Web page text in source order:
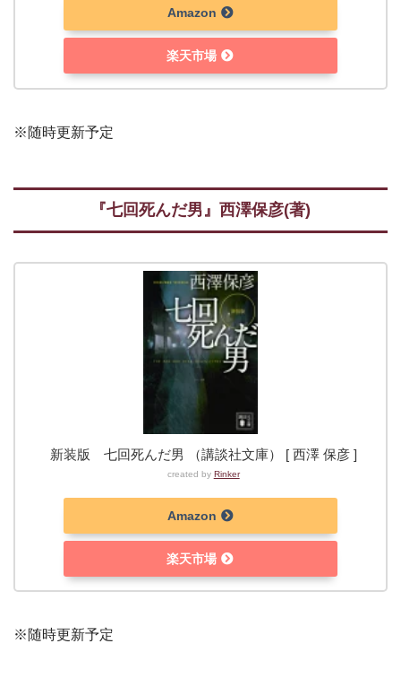
Amazon
楽天市場
※随時更新予定
『七回死んだ男』西澤保彦(著)
新装版 七回死んだ男 （講談社文庫） [ 西澤 保彦 ]
created by Rinker
Amazon
楽天市場
※随時更新予定